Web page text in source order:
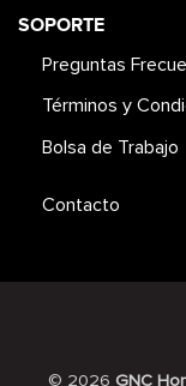
SOPORTE
Preguntas
Términos y
Bolsa de Trabajo
Contacto
© 2026 GNC